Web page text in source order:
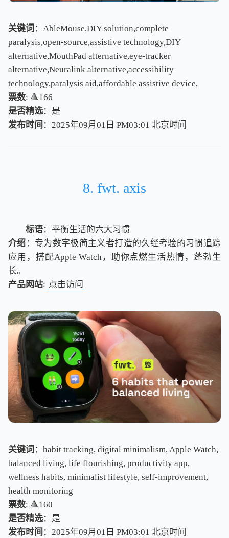
关键词 ：AbleMouse,DIY solution,complete
paralysis,open-source,assistive technology,DIY
alternative,MouthPad alternative,eye-tracker
alternative,Neuralink alternative,accessibility
technology,paralysis aid,affordable assistive device,
票数: 🔺166
是否精选：是
发布时间 ：2025年09月01日 PM03:01 北京时间
北京时间
8. fwt. axis
标语：平衡生活的六大习惯
介绍 ：专为数字极简主义者打造的久经考验的习惯追踪
应用，搭配Apple Watch，助你点燃生活热情，蓬勃生
长。
产品网站: 点击访问
关键词 ：habit tracking, digital minimalism, Apple Watch,
balanced living, life flourishing, productivity app,
wellness habits, minimalist lifestyle, self-improvement,
health monitoring
票数: 🔺160
是否精选：是
发布时间 ：2025年09月01日 PM03:01 北京时间
北京时间